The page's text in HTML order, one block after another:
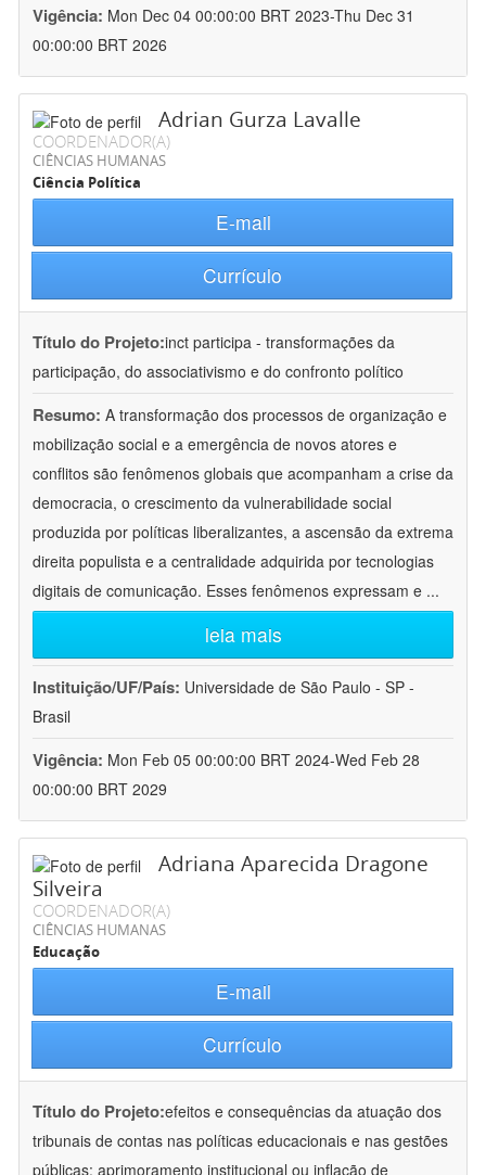
Vigência: Mon Dec 04 00:00:00 BRT 2023-Thu Dec 31
00:00:00 BRT 2026
Adrian Gurza Lavalle
COORDENADOR(A)
CIÊNCIAS HUMANAS
Ciência Política
E-mail
Currículo
Título do Projeto:inct participa - transformações da
participação, do associativismo e do confronto político
Resumo: A transformação dos processos de organização e
mobilização social e a emergência de novos atores e
conflitos são fenômenos globais que acompanham a crise da
democracia, o crescimento da vulnerabilidade social
produzida por políticas liberalizantes, a ascensão da extrema
direita populista e a centralidade adquirida por tecnologias
digitais de comunicação. Esses fenômenos expressam e ...
leia mais
Instituição/UF/País: Universidade de São Paulo - SP -
Brasil
Vigência: Mon Feb 05 00:00:00 BRT 2024-Wed Feb 28
00:00:00 BRT 2029
Adriana Aparecida Dragone
Silveira
COORDENADOR(A)
CIÊNCIAS HUMANAS
Educação
E-mail
Currículo
Título do Projeto:efeitos e consequências da atuação dos
tribunais de contas nas políticas educacionais e nas gestões
públicas: aprimoramento institucional ou inflação de